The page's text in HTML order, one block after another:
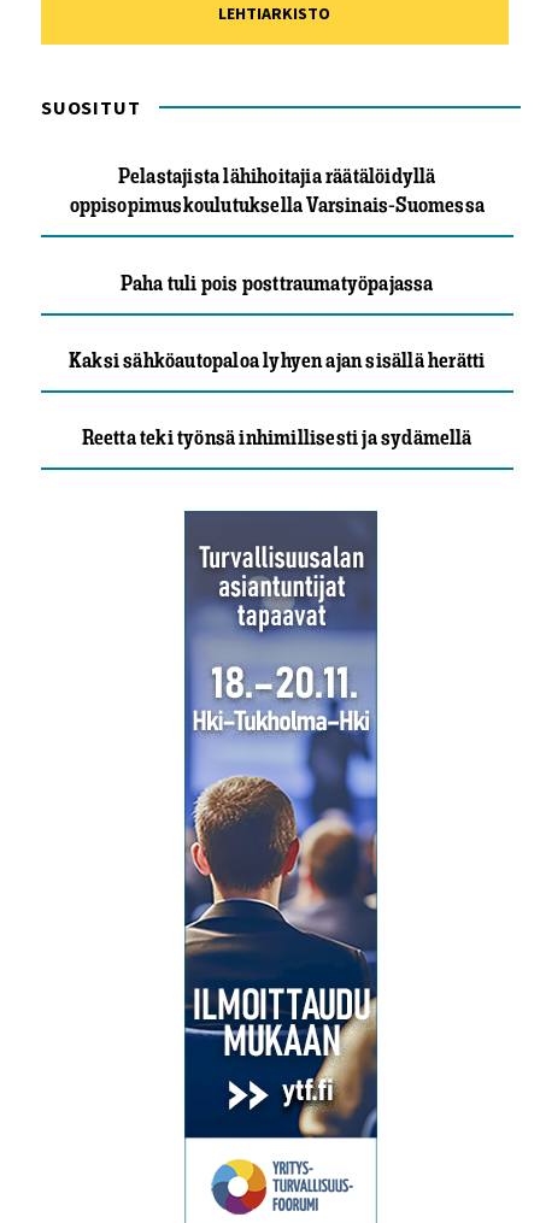
LEHTIARKISTO
SUOSITUT
Pelastajista lähihoitajia räätälöidyllä
oppisopimuskoulutuksella Varsinais-Suomessa
Paha tuli pois posttraumatyöpajassa
Kaksi sähköautopaloa lyhyen ajan sisällä herätti
Reetta teki työnsä inhimillisesti ja sydämellä